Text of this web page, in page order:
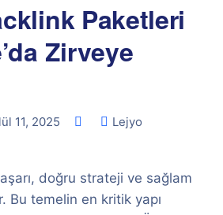
Paketleri
Zirveye
11, 2025 Lejyo
doğru strateji ve sağlam
Bu temelin en kritik yapı